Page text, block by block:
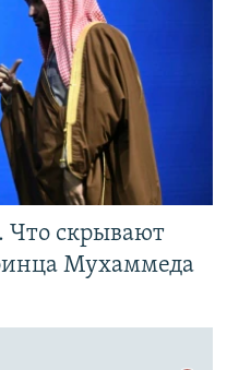
скрывают
Мухаммеда